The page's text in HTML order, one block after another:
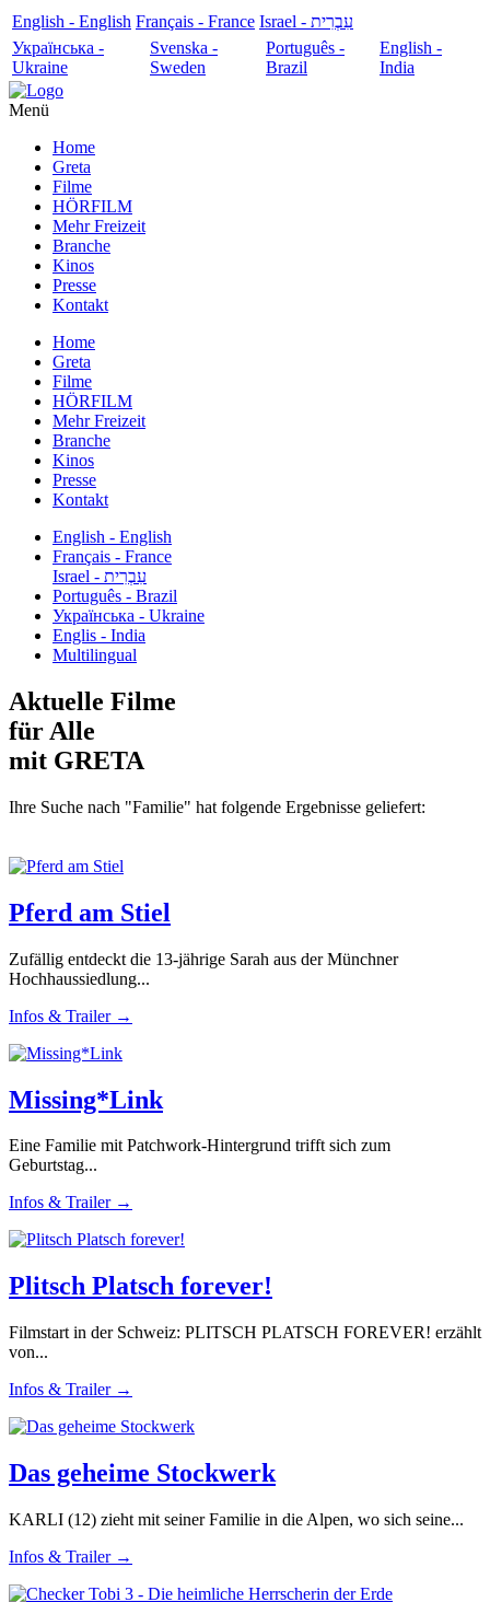
English - English Français - France
עִבְרִית - Israel
Українська -
Ukraine
Svenska -
Sweden
Português -
Brazil
English -
India
Menü
Home
Greta
Filme
HÖRFILM
Mehr Freizeit
Branche
Kinos
Presse
Kontakt
Home
Greta
Filme
HÖRFILM
Mehr Freizeit
Branche
Kinos
Presse
Kontakt
English - English
Français - France
עִבְרִית - Israel
Português - Brazil
Українська - Ukraine
Englis - India
Multilingual
Aktuelle Filme
für Alle
mit GRETA
Ihre Suche nach "Familie" hat folgende Ergebnisse geliefert:
Pferd am Stiel
Zufällig entdeckt die 13-jährige Sarah aus der Münchner
Hochhaussiedlung...
Infos & Trailer →
Missing*Link
Eine Familie mit Patchwork-Hintergrund trifft sich zum
Geburtstag...
Infos & Trailer →
Plitsch Platsch forever!
Filmstart in der Schweiz: PLITSCH PLATSCH FOREVER! erzählt
von...
Infos & Trailer →
Das geheime Stockwerk
KARLI (12) zieht mit seiner Familie in die Alpen, wo sich seine...
Infos & Trailer →